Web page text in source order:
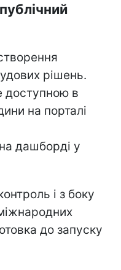
рішень.
доступною в
на порталі
дашборді у
і з боку
до запуску